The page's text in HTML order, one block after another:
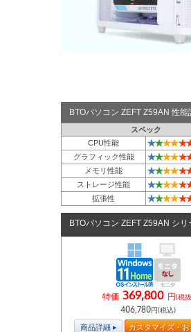
BTOパソコン ZEFT Z59AN 性
スペック
CPU性能
★★★★★
グラフィック性能 ★★★★★
メモリ性能 ★★★★★
ストレージ性能 ★★★★★
拡張性 ★★★★★
BTOパソコン ZEFT Z59AN シリ
特価 369,800 円(税
406,780円(税込)
商品詳細 カスタマイズ・